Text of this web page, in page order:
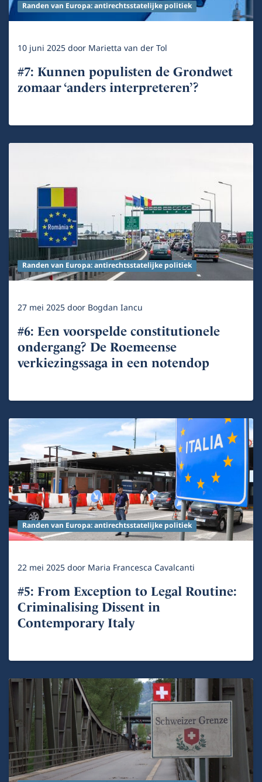
Randen van Europa: antirechtsstatelijke politiek
10 juni 2025door Marietta van der Tol
#7: Kunnen populisten de Grondwet
zomaar ‘anders interpreteren’?
Randen van Europa: antirechtsstatelijke politiek
27 mei 2025door Bogdan Iancu
#6: Een voorspelde constitutionele
ondergang? De Roemeense
verkiezingssaga in een notendop
Randen van Europa: antirechtsstatelijke politiek
22 mei 2025door Maria Francesca Cavalcanti
#5: From Exception to Legal Routine:
Criminalising Dissent in
Contemporary Italy